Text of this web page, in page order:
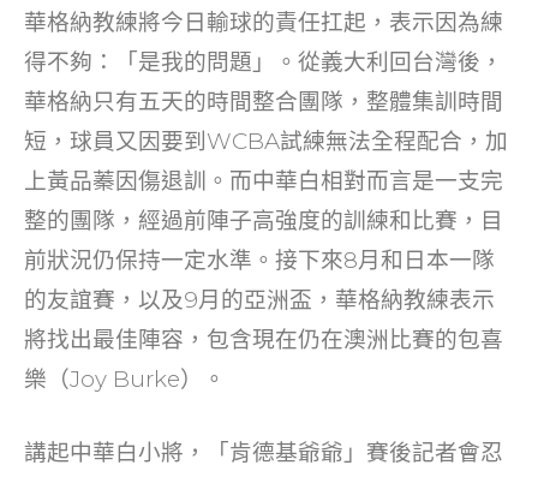
華格納教練將今日輸球的責任扛起，表示因為練
得不夠：「是我的問題」。從義大利回台灣後，
華格納只有五天的時間整合團隊，整體集訓時間
短，球員又因要到WCBA試練無法全程配合，加
上黃品蓁因傷退訓。而中華白相對而言是一支完
整的團隊，經過前陣子高強度的訓練和比賽，目
前狀況仍保持一定水準。接下來8月和日本一隊
的友誼賽，以及9月的亞洲盃，華格納教練表示
將找出最佳陣容，包含現在仍在澳洲比賽的包喜
樂（Joy Burke）。
講起中華白小將，「肯德基爺爺」賽後記者會忍